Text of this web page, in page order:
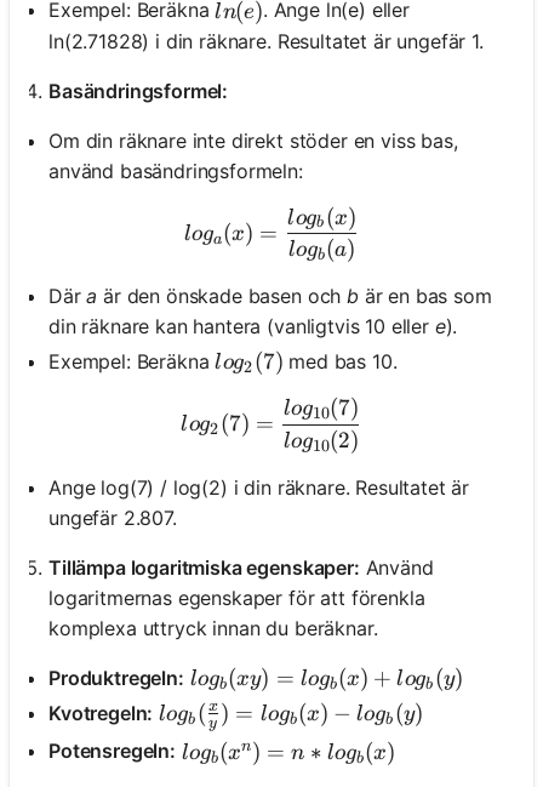
Exempel: Beräknaln(e)
ln(e). Ange ln(e) eller
ln(2.71828) i din räknare. Resultatet är ungefär 1.
Basändringsformel:
Om din räknare inte direkt stöder en viss bas,
använd basändringsformeln:
log_a(x) =
loga(x) =
logb(a)
logb (x)
Dära är den önskade basen och bär en bas som
din räknare kan hantera (vanligtvis 10 eller e).
Exempel: Beräknalog_2(7)
log2(7) med bas 10.
log_2(7) =
log2(7) =
log10(2)
log10(7)
Ange log(7) / log(2) i din räknare. Resultatet är
ungefär 2.807.
Tillämpa logaritmiska egenskaper: Använd
logaritmernas egenskaper för att förenkla
komplexa uttryck innan du beräknar.
Produktregeln: log_b(xy) = log_b(x) + log_b(y)
logb (xy) = logb(x) + logb (y)
Kvotregeln: log_b(\frac{x}{y}) = log_b(x) -
logb ( y
x ) = logb (x) − logb (y)
Potensregeln: log_b(x^n) = n * log_b(x)
logb(xn) = n ∗ logb(x)